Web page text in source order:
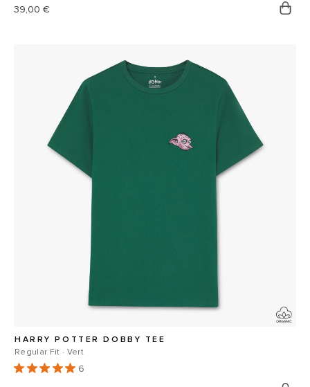
Prix
39,00 €
HARRY POTTER DOBBY TEE
Regular Fit · Vert
6